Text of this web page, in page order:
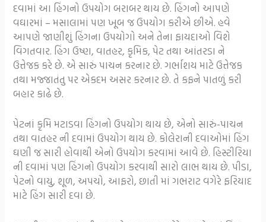
દવામાં આ હિંગનો ઉપયોગ બરાબર થાય છે. હિંગનો આપણે
વઘારમાં – મસાલામાં પણ ખૂબ જ ઉપયોગ કરીએ છીએ. હવે
આપણે જાણીશું હિંગના ઉપયોગો અને તેના ફાયદાઓ વિશે
વિગતવાર. હિંગ ઉષ્ણ, વાતહર, કૃમિક, પેટ તથા આંતરડા ને
ઉત્તેજક કરે છે. એ સારું પાચન કરનાર છે. ગર્ભાશય માટે ઉત્તેજક
તથા મજ્જાતંતુ પર એકદમ અસર કરનાર છે. તે કફને પાતળું કરી
બહાર કાઢે છે.
પેટનાં કૃમિ મટાડવા હિંગનો ઉપયોગ થાય છે, એનો સારું-પાચન
તથા વાતહર ની દવામાં ઉપયોગ થાય છે. કોલેરાની દવાઓમાં હિંગ
ઘણી જ સારી હોવાથી એનો ઉપયોગ કરવામાં આવે છે. હિસ્ટીરિયા
ની દવામાં પણ હિંગનો ઉપયોગ કરવાથી સારો લાભ થાય છે. પીડા,
પેટનો વાયુ, શૂળ, અપચો, આફરો, છાતી માં ગભરાટ વગેરે ફરિયાદ
માટે હિંગ સારી દવા છે.